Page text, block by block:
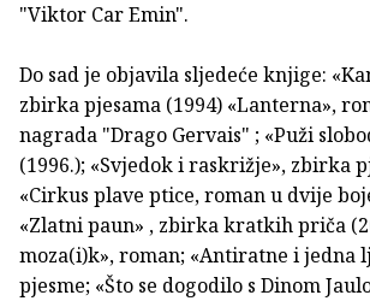
"Viktor Car Emin".
Do sad je objavila sljedeće knjige:
zbirka pjesama (1994) «Lanterna»,
nagrada "Drago Gervais" ; «Puži
(1996.); «Svjedok i raskrižje», zbirka
«Cirkus plave ptice, roman u dvije
«Zlatni paun» , zbirka kratkih priča
moza(i)k», roman; «Antiratne i jedna
pjesme; «Što se dogodilo s Dinom